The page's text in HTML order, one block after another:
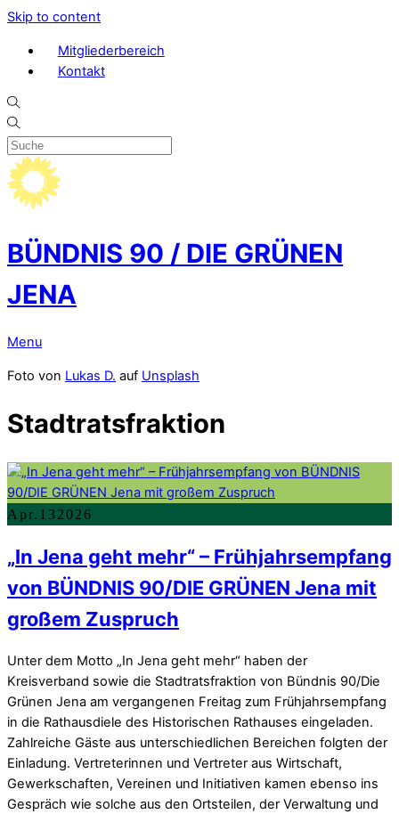
Skip to content
Mitgliederbereich
Kontakt
BÜNDNIS 90 / DIE GRÜNEN
JENA
Menu
Foto von Lukas D. auf Unsplash
Stadtratsfraktion
Apr. 132026
„In Jena geht mehr“ – Frühjahrsempfang
von BÜNDNIS 90/DIE GRÜNEN Jena mit
großem Zuspruch
Unter dem Motto „In Jena geht mehr“ haben der
Kreisverband sowie die Stadtratsfraktion von Bündnis 90/Die
Grünen Jena am vergangenen Freitag zum Frühjahrsempfang
in die Rathausdiele des Historischen Rathauses eingeladen.
Zahlreiche Gäste aus unterschiedlichen Bereichen folgten der
Einladung. Vertreterinnen und Vertreter aus Wirtschaft,
Gewerkschaften, Vereinen und Initiativen kamen ebenso ins
Gespräch wie solche aus den Ortsteilen, der Verwaltung und